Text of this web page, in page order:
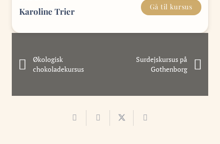
Karoline Trier Gå til kursus
Økologisk
chokoladekursus
Surdejskursus på
Gothenborg